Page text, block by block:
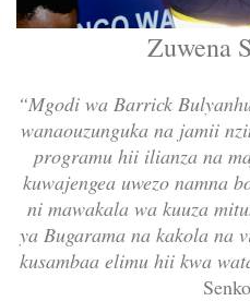
Zuwena
“Mgodi wa Barrick
wanaouzunguka na jamii
programu hii ilianza na
kuwajengea uwezo namna
ni mawakala wa kuuza
ya Bugarama na kakola na
kusambaa elimu hii kwa